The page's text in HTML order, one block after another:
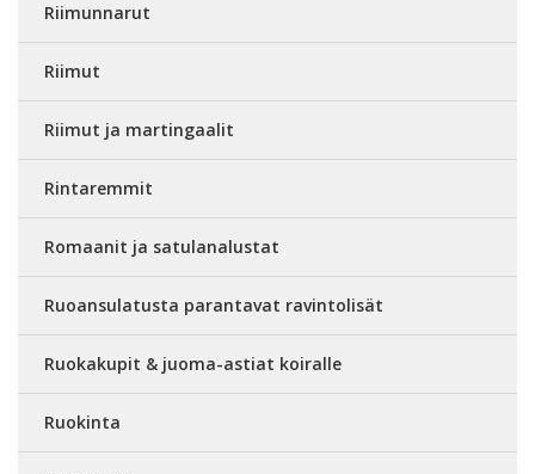
Riimunnarut
Riimut
Riimut ja martingaalit
Rintaremmit
Romaanit ja satulanalustat
Ruoansulatusta parantavat ravintolisät
Ruokakupit & juoma-astiat koiralle
Ruokinta